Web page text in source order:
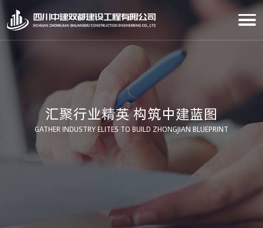
汇聚行业精英 构筑中建蓝图
GATHER INDUSTRY ELITES TO BUILD ZHONGJIAN BLUEPRINT